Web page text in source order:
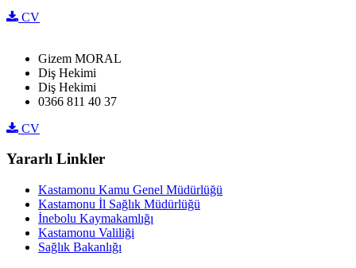
CV
Gizem MORAL
Diş Hekimi
Diş Hekimi
0366 811 40 37
CV
Yararlı Linkler
Kastamonu Kamu Genel Müdürlüğü
Kastamonu İl Sağlık Müdürlüğü
İnebolu Kaymakamlığı
Kastamonu Valiliği
Sağlık Bakanlığı